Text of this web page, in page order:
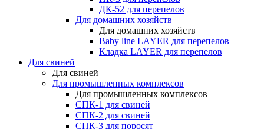
ДК-52 для перепелов
Для домашних хозяйств
Для домашних хозяйств
Baby line LAYER для перепелов
Кладка LAYER для перепелов
Для свиней
Для свиней
Для промышленных комплексов
Для промышленных комплексов
СПК-1 для свиней
СПК-2 для свиней
СПК-3 для поросят